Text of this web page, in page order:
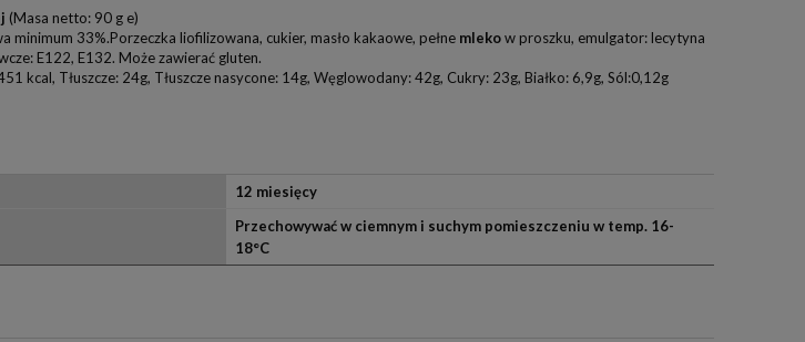
(Masa netto: 90 g e)
minimum 33%.Porzeczka liofilizowana, cukier, masło kakaowe, pełne mlekow proszku, emulgator: lecytyna
E122, E132. Może zawierać gluten.
kcal, Tłuszcze: 24g, Tłuszcze nasycone: 14g, Węglowodany: 42g, Cukry: 23g, Białko: 6,9g, Sól:0,12g
12 miesięcy
Przechowywać w ciemnym i suchym pomieszczeniu w temp. 16-
18°C